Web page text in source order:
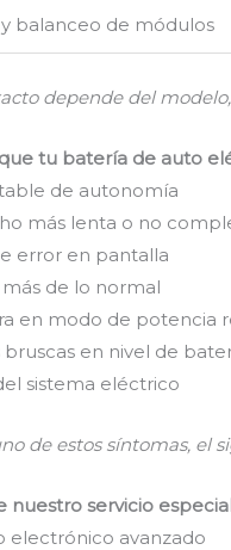
balanceo de módulos
depende del
tu batería de auto
de autonomía
más lenta o no
error en pantalla
de lo normal
en modo de potencia
bruscas en nivel de
sistema eléctrico
de estos síntomas, el
nuestro servicio
electrónico avanzado